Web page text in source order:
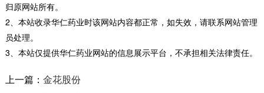
归原网站所有。
2、本站收录华仁药业时该网站内容都正常，如失效，请联系网站管理
员处理。
3、本站仅提供华仁药业网站的信息展示平台，不承担相关法律责任。
上一篇： 金花股份